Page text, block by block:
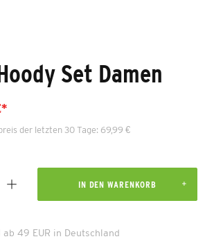
Set Damen
der letzten 30 Tage: 69,99 €
IN DEN WARENKORB
49 EUR in Deutschland